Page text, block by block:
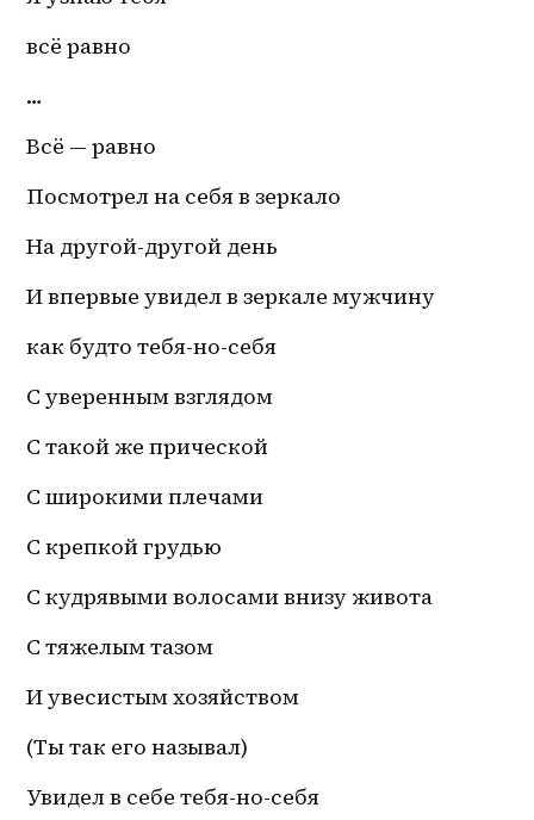
всё равно
…
Всё — равно
Посмотрел на себя в зеркало
На другой-другой день
И впервые увидел в зеркале мужчину
как будто тебя-но-себя
С уверенным взглядом
С такой же прической
С широкими плечами
С крепкой грудью
С кудрявыми волосами внизу живота
С тяжелым тазом
И увесистым хозяйством
(Ты так его называл)
Увидел в себе тебя-но-себя